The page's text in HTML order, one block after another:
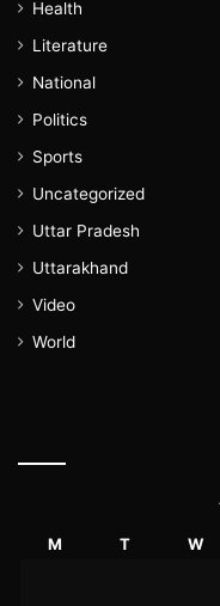
Health
Literature
National
Politics
Sports
Uncategorized
Uttar Pradesh
Uttarakhand
Video
World
M T W